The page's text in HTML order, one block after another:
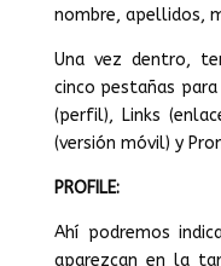
nombre, apellidos,
Una vez dentro,
cinco pestañas
(perfil), Links
(versión móvil) y
PROFILE:
Ahí podremos
aparezcan en la